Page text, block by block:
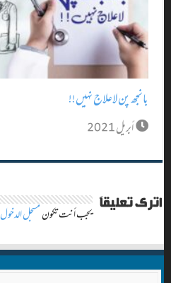
بانجھ پن لاعلاج نہیں!!
أبريل 2021
اترك تعليقاً يجب أنت تكونمسجل الدخول